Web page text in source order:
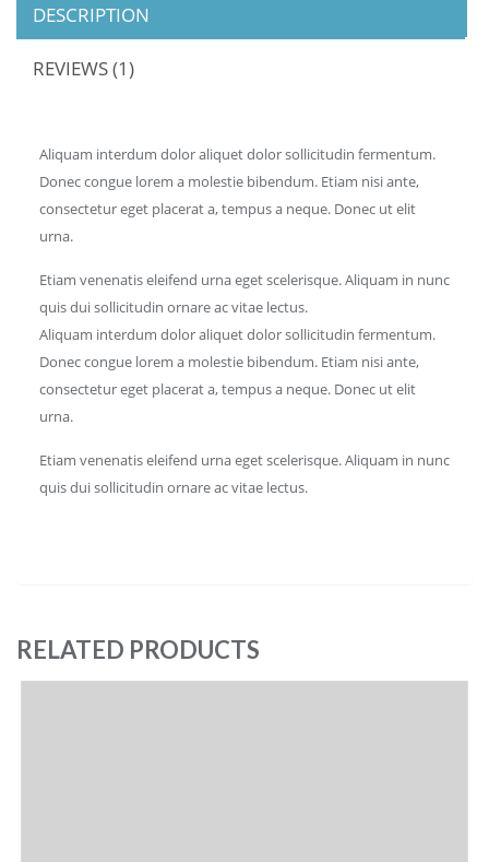
DESCRIPTION
REVIEWS (1)
Aliquam interdum dolor aliquet dolor sollicitudin fermentum.
Donec congue lorem a molestie bibendum. Etiam nisi ante,
consectetur eget placerat a, tempus a neque. Donec ut elit
urna.
Etiam venenatis eleifend urna eget scelerisque. Aliquam in nunc
quis dui sollicitudin ornare ac vitae lectus.
Aliquam interdum dolor aliquet dolor sollicitudin fermentum.
Donec congue lorem a molestie bibendum. Etiam nisi ante,
consectetur eget placerat a, tempus a neque. Donec ut elit
urna.
Etiam venenatis eleifend urna eget scelerisque. Aliquam in nunc
quis dui sollicitudin ornare ac vitae lectus.
RELATED PRODUCTS